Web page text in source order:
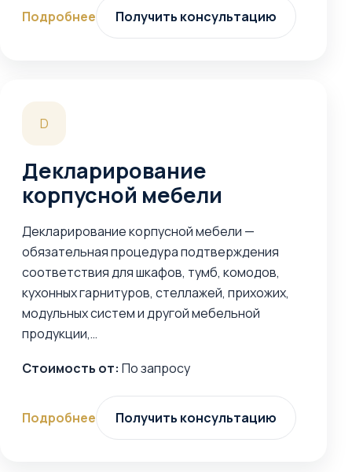
Подробнее Получить консультацию
D
Декларирование
корпусной мебели
Декларирование корпусной мебели —
обязательная процедура подтверждения
соответствия для шкафов, тумб, комодов,
кухонных гарнитуров, стеллажей, прихожих,
модульных систем и другой мебельной
продукции,…
Стоимость от: По запросу
Подробнее Получить консультацию